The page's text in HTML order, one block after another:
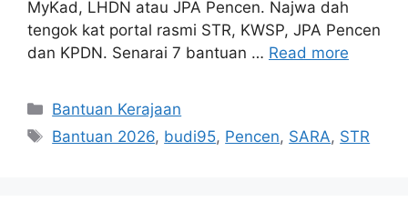
MyKad, LHDN atau JPA Pencen. Najwa dah
tengok kat portal rasmi STR, KWSP, JPA Pencen
dan KPDN. Senarai 7 bantuan … Read more
Categories
Bantuan Kerajaan
Tags
Bantuan 2026, budi95, Pencen, SARA, STR